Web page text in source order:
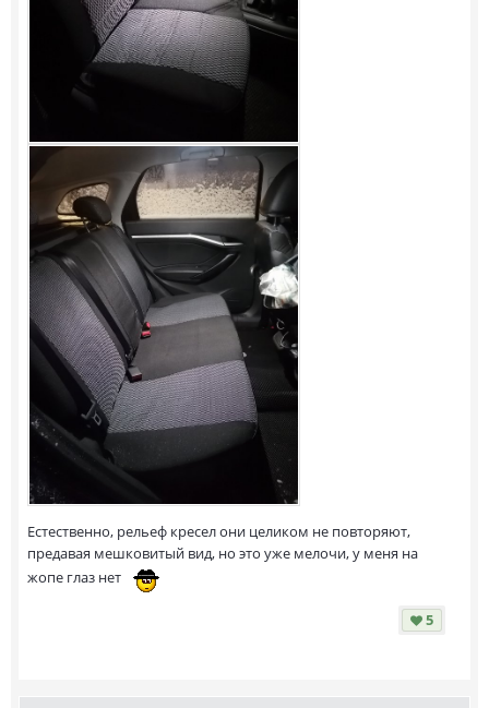
Естественно, рельеф кресел они целиком не повторяют,
предавая мешковитый вид, но это уже мелочи, у меня на
жопе глаз нет
5